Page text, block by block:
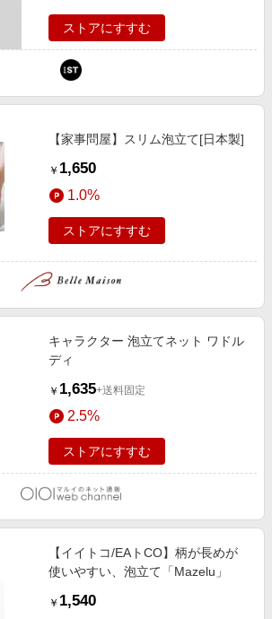
・ゴルフ
ル予約
ビス
ャンペーン
版
ストアにすすむ
【家事問屋】スリム泡立て[日本製]
￥ 1,650
1.0%
ストアにすすむ
キャラクター 泡立てネット ワドル
ディ
￥ 1,635+送料固定
2.5%
ストアにすすむ
【イイトコ/EAトCO】柄が長めが
使いやすい、泡立て「Mazelu」
￥ 1,540